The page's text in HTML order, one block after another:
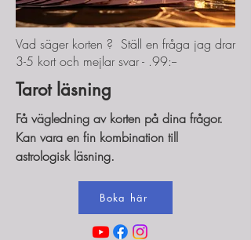
Vad säger korten ? Ställ en fråga jag drar
3-5 kort och mejlar svar - .99:--
Tarot läsning
Få vägledning av korten på dina frågor.
Kan vara en fin kombination till
astrologisk läsning.
Boka här